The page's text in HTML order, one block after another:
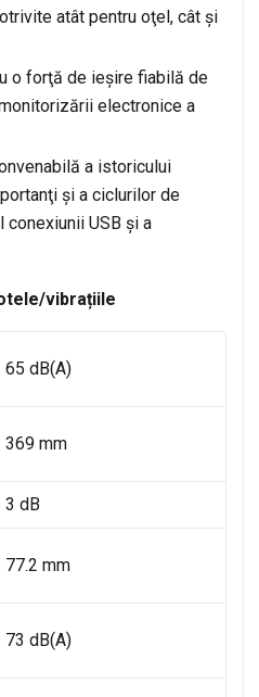
atât pentru oţel, cât şi
o forţă de ieşire fiabilă de
electronice a
a istoricului
şi a ciclurilor de
USB şi a
vibrațiile
65 dB(A)
369 mm
3 dB
77.2 mm
73 dB(A)